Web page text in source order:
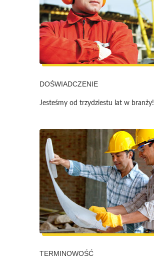
DOŚWIADCZENIE
Jesteśmy od trzydziestu lat w branży!
TERMINOWOŚĆ